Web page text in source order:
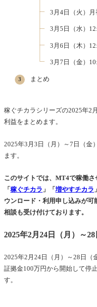
3月4日（火）
3月5日（水）
3月6日（木）
3月7日（金）
まとめ
稼ぐチカラシリーズの2025年2
利益をまとめます。
2025年3月3日（月）～7日（金
ます。
このサイトでは、MT4で稼働
「 稼ぐチカラ 」「 増やすチカラ
ウンロード・利用申し込みが
相談も受け付けております。
2025年2月24日（月）～
2025年2月24日（月）～28日（
証拠金100万円から開始して停
す。